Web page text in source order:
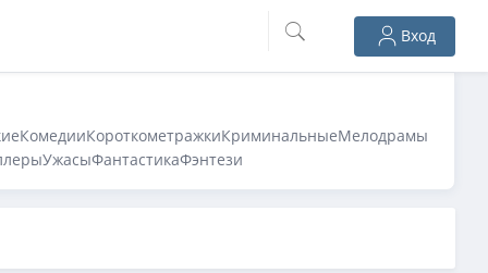
Вход
КомедииКороткометражкиКриминальныеМелодрамы
УжасыФантастикаФэнтези